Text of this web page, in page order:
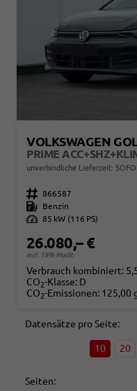
VOLKSWAGEN
unverbindliche Lieferzeit:
Fahrzeugnr. 866587
Kraftstoff
Benzin
Leistung 85 kW (116 PS)
26.080,– €
incl. 19% MwSt.
Verbrauch kombiniert:
CO2-Klasse: D
CO2-Emissionen: 125,00
Datensätze pro Seite:
10 20
Seiten: